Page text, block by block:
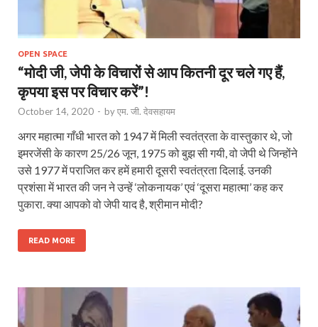
OPEN SPACE
“मोदी जी, जेपी के विचारों से आप कितनी दूर चले गए हैं,
कृपया इस पर विचार करें”!
October 14, 2020 - byएम. जी. देवसहायम
अगर महात्मा गाँधी भारत को 1947 में मिली स्वतंत्रता के वास्तुकार थे, जो
इमरजेंसी के कारण 25/26 जून, 1975 को बुझ सी गयी, वो जेपी थे जिन्होंने
उसे 1977 में पराजित कर हमें हमारी दूसरी स्वतंत्रता दिलाई. उनकी
प्रशंसा में भारत की जन ने उन्हें ‘लोकनायक’ एवं ‘दूसरा महात्मा’ कह कर
पुकारा. क्या आपको वो जेपी याद है, श्रीमान मोदी?
READ MORE